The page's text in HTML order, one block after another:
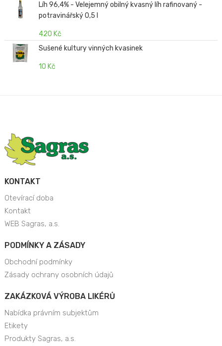
Líh 96,4% - Velejemný obilný kvasný líh rafinovaný -
potravinářský 0,5 l
420 Kč
Sušené kultury vinných kvasinek
10 Kč
KONTAKT
Otevírací doba
Kontakt
WEB Sagras, a.s.
PODMÍNKY A ZÁSADY
Obchodní podmínky
Zásady ochrany osobních údajů
ZAKÁZKOVÁ VÝROBA LIKÉRŮ
Nabídka právním subjektům
Etikety
Produkty Sagras, a.s.